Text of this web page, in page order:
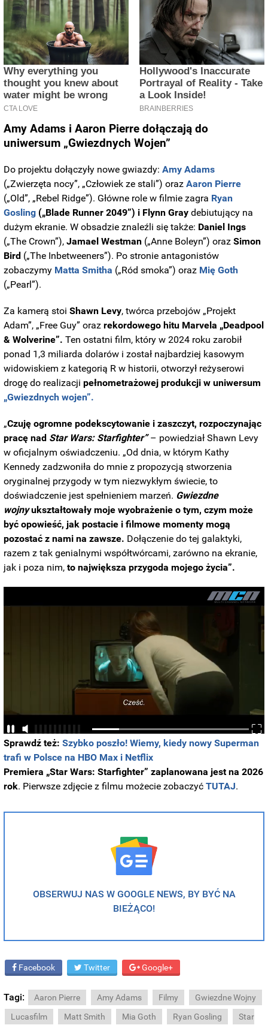
Amy Adams i Aaron Pierre dołączają do
uniwersum „Gwiezdnych Wojen”
Do projektu dołączyły nowe gwiazdy:Amy Adams
(„Zwierzęta nocy”, „Człowiek ze stali”) orazAaron Pierre
(„Old”, „Rebel Ridge”). Główne role w filmie zagra Ryan
Gosling („Blade Runner 2049”) i Flynn Graydebiutujący na
dużym ekranie. W obsadzie znaleźli się także: Daniel Ings
(„The Crown”),Jamael Westman („Anne Boleyn”) orazSimon
Bird („The Inbetweeners”). Po stronie antagonistów
zobaczymy Matta Smitha („Ród smoka”) oraz Mię Goth
(„Pearl”).
Za kamerą stoiShawn Levy, twórca przebojów „Projekt
Adam”, „Free Guy” orazrekordowego hitu Marvela „Deadpool
& Wolverine”. Ten ostatni film, który w 2024 roku zarobił
ponad 1,3 miliarda dolarów i został najbardziej kasowym
widowiskiem z kategorią R w historii, otworzył reżyserowi
drogę do realizacjipełnometrażowej produkcji w uniwersum
„Gwiezdnych wojen”.
„Czuję ogromne podekscytowanie i zaszczyt, rozpoczynając
pracę nad Star Wars: Starfighter”– powiedział Shawn Levy
w oficjalnym oświadczeniu. „Od dnia, w którym Kathy
Kennedy zadzwoniła do mnie z propozycją stworzenia
oryginalnej przygody w tym niezwykłym świecie, to
doświadczenie jest spełnieniem marzeń. Gwiezdne
wojnyukształtowały moje wyobrażenie o tym, czym może
być opowieść, jak postacie i filmowe momenty mogą
pozostać z nami na zawsze. Dołączenie do tej galaktyki,
razem z tak genialnymi współtwórcami, zarówno na ekranie,
jak i poza nim,to największa przygoda mojego życia”.
Sprawdź też:Szybko poszło! Wiemy, kiedy nowy Superman
trafi w Polsce na HBO Max i Netflix
Premiera „Star Wars: Starfighter” zaplanowana jest na 2026
rok. Pierwsze zdjęcie z filmu możecie zobaczyćTUTAJ.
OBSERWUJ NAS W GOOGLE NEWS, BY BYĆ NA
BIEŻĄCO!
Facebook Twitter Google+
Tagi: Aaron Pierre Amy Adams Filmy
Gwiezdne Wojny
Lucasfilm
Matt Smith Mia Goth Ryan Gosling
Star